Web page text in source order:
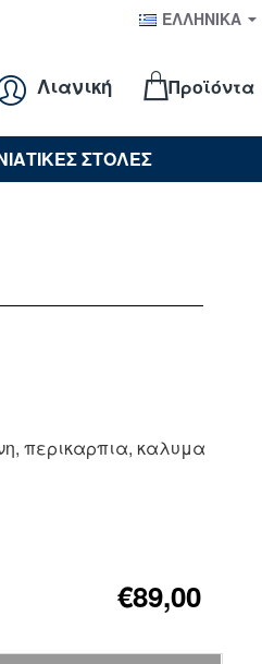
ΕΛΛΗΝΙΚΆ
Λιανική Προϊόντα
ΣΤΟΛΕΣ
περικαρπια, καλυμα
€89,00